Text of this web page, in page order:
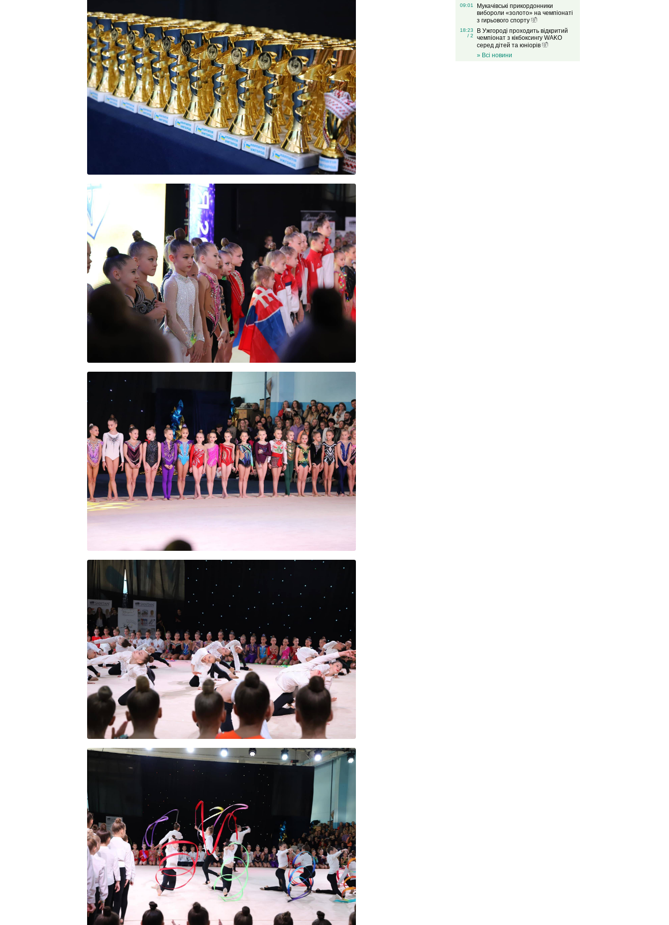
09:01
Мукачівські прикордонники
вибороли «золото» на чемпіонаті
з гирьового спорту
18:23
/ 2
В Ужгороді проходить відкритий
чемпіонат з кікбоксингу WAKO
серед дітей та юніорів
» Всі новини